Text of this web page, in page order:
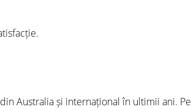
Australia și internațional în ultimii ani. Pe